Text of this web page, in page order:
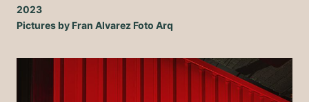
2023
Pictures by Fran Alvarez Foto Arq